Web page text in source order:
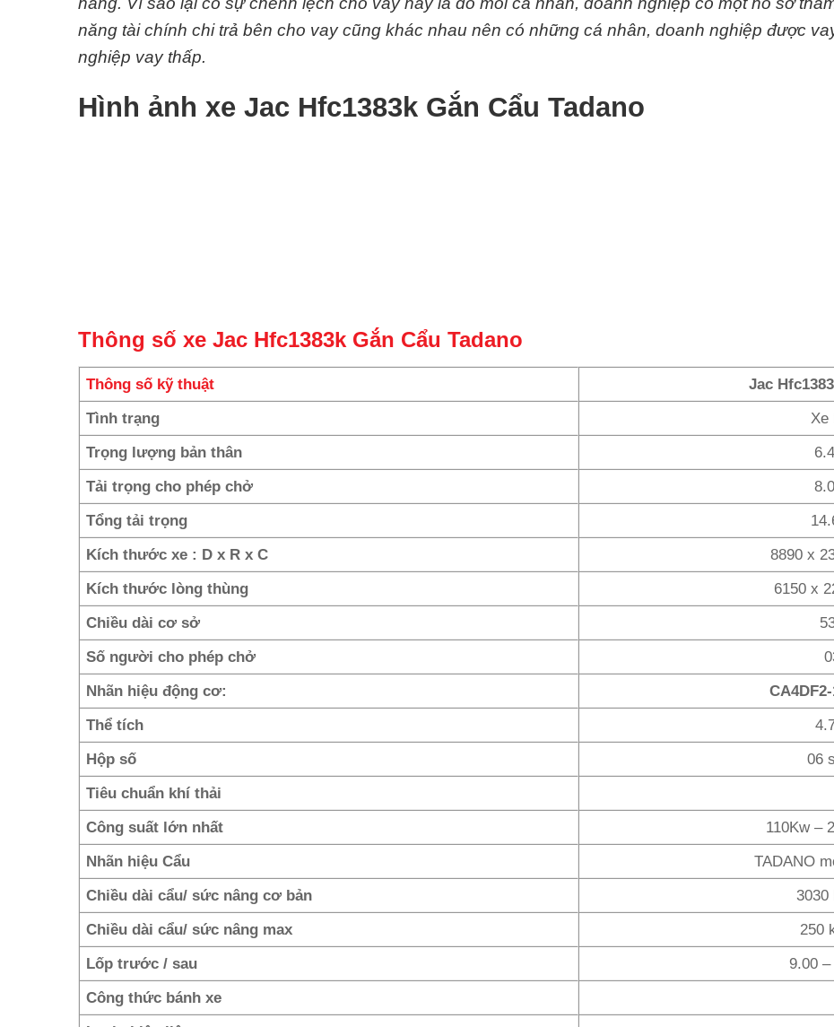
năng tài chính chi trả bên cho vay cũng khác nhau nên có những cá nhân, doanh nghiệp được
nghiệp vay thấp.
Hình ảnh xe Jac Hfc1383k Gắn Cẩu Tadano
Thông số xe Jac Hfc1383k Gắn Cẩu Tadano
Thông số kỹ thuật
Jac
Tình trạng
Xe
Trọng lượng bản thân
Tải trọng cho phép chở
Tổng tải trọng
Kích thước xe : D x R x C
8890 x
Kích thước lòng thùng
6150 x
Chiều dài cơ sở
Số người cho phép chở
Nhãn hiệu động cơ:
Thể tích
Hộp số
06
Tiêu chuẩn khí thải
Công suất lớn nhất
110Kw –
Nhãn hiệu Cẩu
TADANO
Chiều dài cẩu/ sức nâng cơ bản
3030
Chiều dài cẩu/ sức nâng max
250
Lốp trước / sau
9.00
Công thức bánh xe